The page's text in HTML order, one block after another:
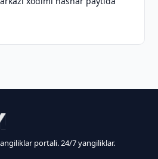
portali. 24/7 yangiliklar.